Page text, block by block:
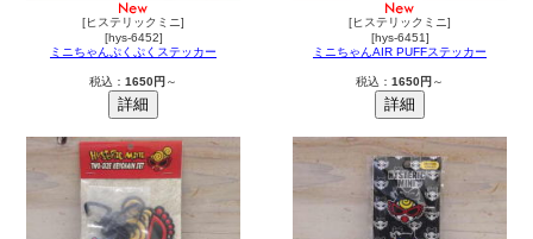
[ヒステリックミニ]
[hys-6452]
ミニちゃんぷくぷくステッカー
税込： 1650円 ～
[ヒステリックミニ]
[hys-6451]
ミニちゃんAIR PUFFステッカー
税込： 1650円 ～